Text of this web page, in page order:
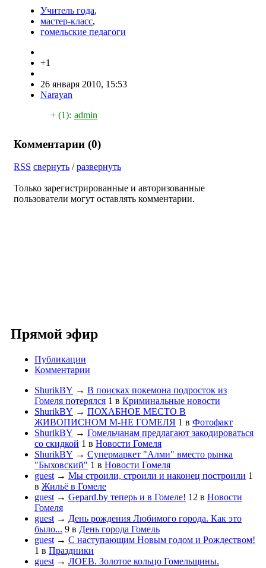
Учитель года,
мастер-класс,
гомельские педагоги
+1
26 января 2010, 15:53
Narayan
+ (1): admin
Комментарии (0)
RSS свернуть /развернуть
Только зарегистрированные и авторизованные
пользователи могут оставлять комментарии.
Прямой эфир
Публикации
Комментарии
ShurikBY → В поисках покемона подросток из
Гомеля потерялся 1 в Криминальные новости
ShurikBY → ПОХАБНОЕ МЕСТО В
ЖИВОПИСНОМ М-НЕ ГОМЕЛЯ 1 в Фотофакт
ShurikBY → Гомельчанам предлагают закодироваться
со скидкой 1 в Новости Гомеля
ShurikBY → Супермаркет "Алми" вместо рынка
"Быховский" 1 в Новости Гомеля
guest → Мы строили, строили и наконец построили 1
в Жильё в Гомеле
guest → Gepard.by теперь и в Гомеле! 12 в Новости
Гомеля
guest → День рождения Любимого города. Как это
было... 9 в День города Гомель
guest → С наступающим Новым годом и Рождеством!
1 в Праздники
guest → ЛОЕВ. Золотое кольцо Гомельщины.